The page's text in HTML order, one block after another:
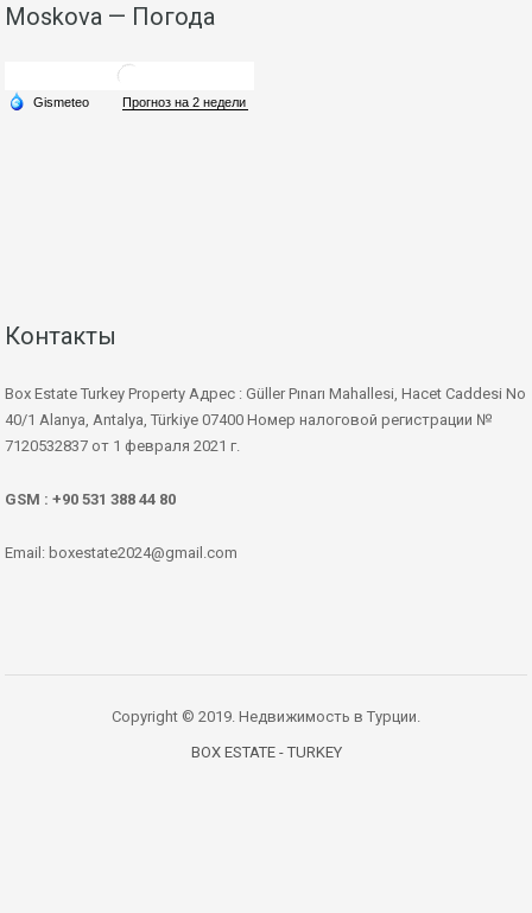
Moskova — Погода
Контакты
Box Estate Turkey Property Адрес : Güller Pınarı Mahallesi, Hacet Caddesi No
40/1 Alanya, Antalya, Türkiye 07400 Номер налоговой регистрации №
7120532837 от 1 февраля 2021 г.
GSM : +90 531 388 44 80
Email: boxestate2024@gmail.com
Copyright © 2019. Недвижимость в Турции.
BOX ESTATE - TURKEY